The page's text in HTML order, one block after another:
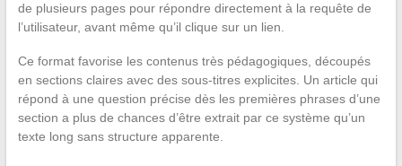
de plusieurs pages pour répondre directement à la requête de
l’utilisateur, avant même qu’il clique sur un lien.
Ce format favorise les contenus très pédagogiques, découpés
en sections claires avec des sous-titres explicites. Un article qui
répond à une question précise dès les premières phrases d’une
section a plus de chances d’être extrait par ce système qu’un
texte long sans structure apparente.